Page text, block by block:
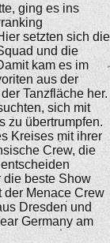
ging es ins
setzten sich die
und die
kam es im
aus der
Tanzfläche her.
sich mit
zu übertrumpfen.
Kreises mit ihrer
Crew, die
die beste Show
der Menace Crew
Dresden und
Germany am